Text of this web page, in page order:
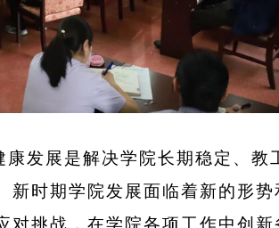
发展是解决学院长期稳定、教
时期学院发展面临着新的形
挑战，在学院各项工作中创新